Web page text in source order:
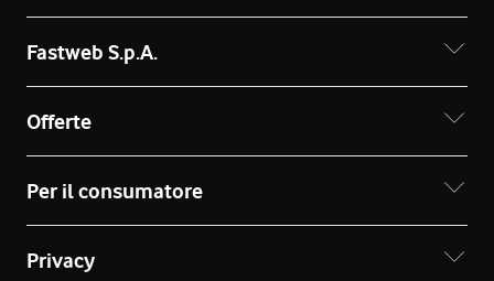
Fastweb S.p.A.
Offerte
Per il consumatore
Privacy